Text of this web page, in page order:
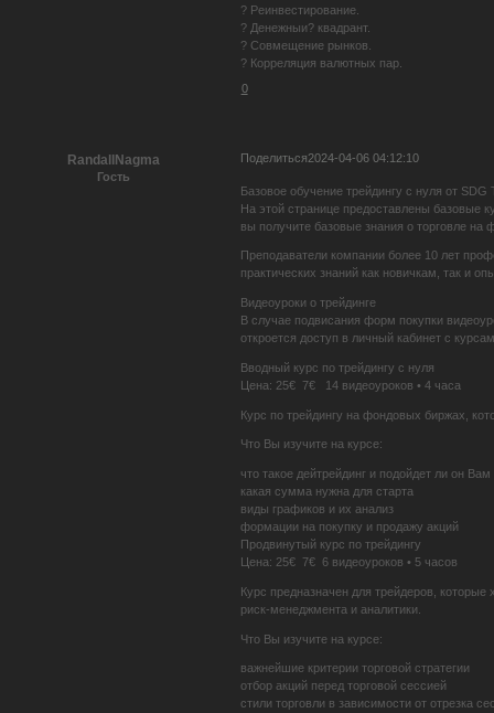
? Реинвестирование.
? Денежныи? квадрант.
? Совмещение рынков.
? Корреляция валютных пар.
0
Поделиться2024-04-06 04:12:10
RandallNagma
Гость
Базовое обучение трейдингу с нуля от SDG
На этой странице предоставлены базовые
вы получите базовые знания о торговле
Преподаватели компании более 10 лет
практических знаний как новичкам, так и
Видеоуроки о трейдинге
В случае подвисания форм покупки
откроется доступ в личный кабинет с
Вводный курс по трейдингу с нуля
Цена: 25€ 7€ 14 видеоуроков • 4 часа
Курс по трейдингу на фондовых биржах,
Что Вы изучите на курсе:
что такое дейтрейдинг и подойдет ли он Вам
какая сумма нужна для старта
виды графиков и их анализ
формации на покупку и продажу акций
Продвинутый курс по трейдингу
Цена: 25€ 7€ 6 видеоуроков • 5 часов
Курс предназначен для трейдеров,
риск-менеджмента и аналитики.
Что Вы изучите на курсе:
важнейшие критерии торговой стратегии
отбор акций перед торговой сессией
стили торговли в зависимости от отрезка